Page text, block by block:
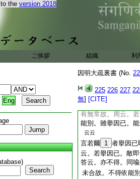
the version 2018
ご挨拶 組織 利
Eng
Search
因明大疏裏書 (No.
225 226 227
無] [CITE]
言問若爾即有隨一
上所立依宗所立者
等喩上所立無常 伊
隨一所依不成失也
有無常。而敵令共
常即得爲依。故喩
言不同擧因未極成
成彼聲上有無常故
有無常故。周云。
能別。雖擧因已。
云云
言若爾 1 者擧因已
云。若擧因已。敵
答云。亦不得。同
未合故。不得依能